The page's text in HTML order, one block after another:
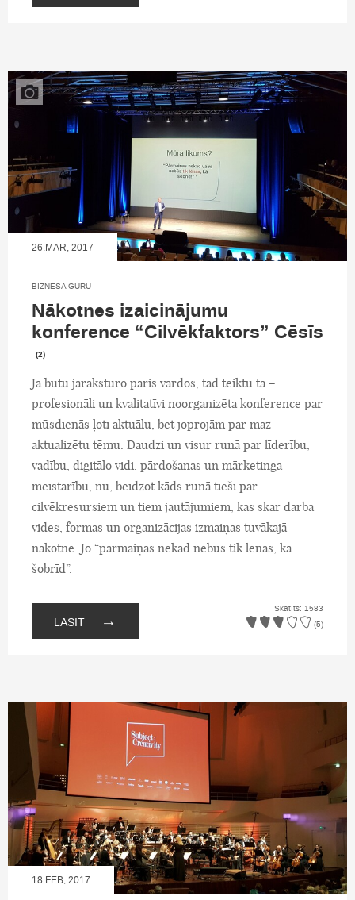
26.MAR, 2017
BIZNESA GURU
Nākotnes izaicinājumu
konference “Cilvēkfaktors” Cēsīs
(2)
Ja būtu jāraksturo pāris vārdos, tad teiktu tā –
profesionāli un kvalitatīvi noorganizēta konference par
mūsdienās ļoti aktuālu, bet joprojām par maz
aktualizētu tēmu. Daudzi un visur runā par līderību,
vadību, digitālo vidi, pārdošanas un mārketinga
meistarību, nu, beidzot kāds runā tieši par
cilvēkresursiem un tiem jautājumiem, kas skar darba
vides, formas un organizācijas izmaiņas tuvākajā
nākotnē. Jo “pārmaiņas nekad nebūs tik lēnas, kā
šobrīd”.
LASĪT →
Skatīts: 1583
(5)
18.FEB, 2017